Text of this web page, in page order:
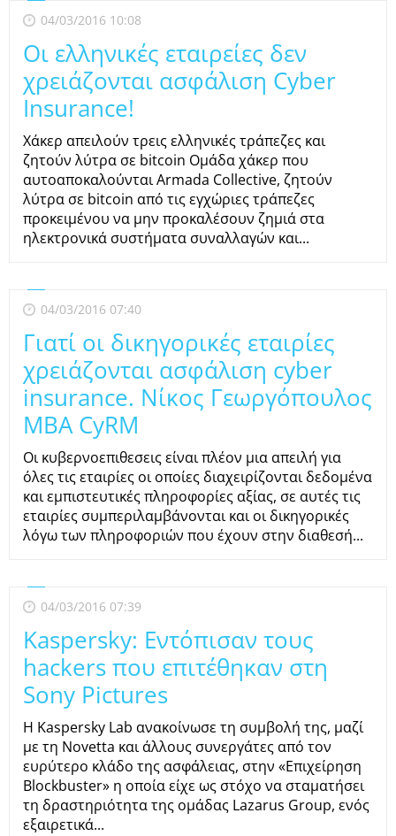
04/03/2016 10:08
Οι ελληνικές εταιρείες δεν
χρειάζονται ασφάλιση Cyber
Insurance!
Χάκερ απειλούν τρεις ελληνικές τράπεζες και
ζητούν λύτρα σε bitcoin Ομάδα χάκερ που
αυτοαποκαλούνται Armada Collective, ζητούν
λύτρα σε bitcoin από τις εγχώριες τράπεζες
προκειμένου να μην προκαλέσουν ζημιά στα
ηλεκτρονικά συστήματα συναλλαγών και...
04/03/2016 07:40
Γιατί οι δικηγορικές εταιρίες
χρειάζονται ασφάλιση cyber
insurance. Νίκος Γεωργόπουλος
MBA CyRM
Οι κυβερνοεπιθεσεις είναι πλέον μια απειλή για
όλες τις εταιρίες οι οποίες διαχειρίζονται δεδομένα
και εμπιστευτικές πληροφορίες αξίας, σε αυτές τις
εταιρίες συμπεριλαμβάνονται και οι δικηγορικές
λόγω των πληροφοριών που έχουν στην διαθεσή...
04/03/2016 07:39
Kaspersky: Εντόπισαν τους
hackers που επιτέθηκαν στη
Sony Pictures
Η Kaspersky Lab ανακοίνωσε τη συμβολή της, μαζί
με τη Novetta και άλλους συνεργάτες από τον
ευρύτερο κλάδο της ασφάλειας, στην «Επιχείρηση
Blockbuster» η οποία είχε ως στόχο να σταματήσει
τη δραστηριότητα της ομάδας Lazarus Group, ενός
εξαιρετικά...